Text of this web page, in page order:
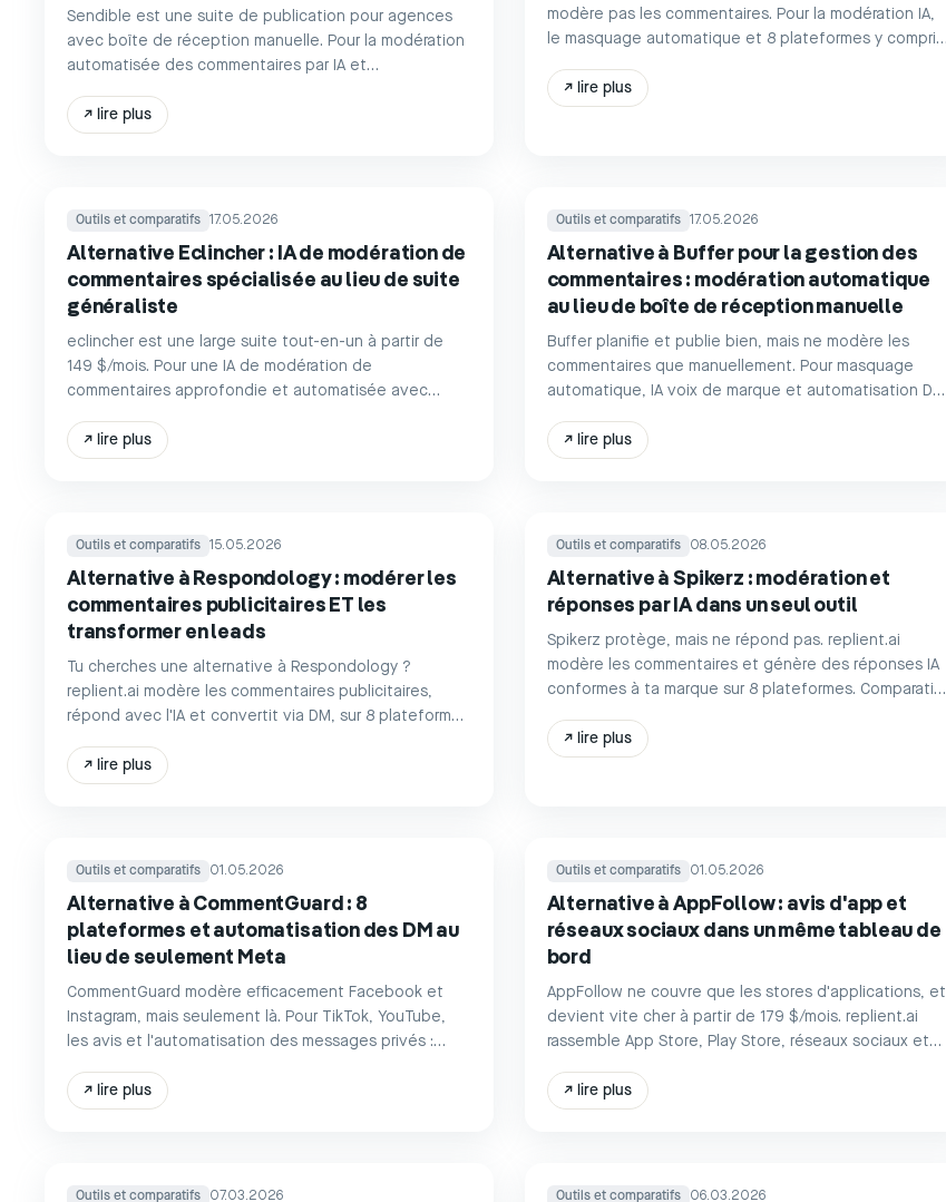
Sendible est une suite de publication pour agences
avec boîte de réception manuelle. Pour la modération
automatisée des commentaires par IA et
replient.ai.
↗ lire plus
modère pas les commentaires. Pour la modération IA,
le masquage automatique et 8 plateformes y compris
↗ lire plus
Outils et comparatifs 17.05.2026
Alternative Eclincher : IA de modération de
commentaires spécialisée au lieu de suite
généraliste
eclincher est une large suite tout-en-un à partir de
149 $/mois. Pour une IA de modération de
commentaires approfondie et automatisée avec
partir de 39 €.
↗ lire plus
Outils et comparatifs 17.05.2026
Alternative à Buffer pour la gestion des
commentaires : modération automatique
au lieu de boîte de réception manuelle
Buffer planifie et publie bien, mais ne modère les
commentaires que manuellement. Pour masquage
automatique, IA voix de marque et automatisation DM
↗ lire plus
Outils et comparatifs 15.05.2026
Alternative à Respondology : modérer les
commentaires publicitaires ET les
transformer en leads
Tu cherches une alternative à Respondology ?
replient.ai modère les commentaires publicitaires,
répond avec l'IA et convertit via DM, sur 8 plateformes
↗ lire plus
Outils et comparatifs 08.05.2026
Alternative à Spikerz : modération et
réponses par IA dans un seul outil
Spikerz protège, mais ne répond pas. replient.ai
modère les commentaires et génère des réponses IA
conformes à ta marque sur 8 plateformes. Comparatif
↗ lire plus
Outils et comparatifs 01.05.2026
Alternative à CommentGuard : 8
plateformes et automatisation des DM au
lieu de seulement Meta
CommentGuard modère efficacement Facebook et
Instagram, mais seulement là. Pour TikTok, YouTube,
les avis et l'automatisation des messages privés :
↗ lire plus
Outils et comparatifs 01.05.2026
Alternative à AppFollow : avis d'app et
réseaux sociaux dans un même tableau de
bord
AppFollow ne couvre que les stores d'applications, et
devient vite cher à partir de 179 $/mois. replient.ai
rassemble App Store, Play Store, réseaux sociaux et
réponses IA à partir de 39 €/mois.
↗ lire plus
Outils et comparatifs 07.03.2026 Outils et comparatifs 06.03.2026